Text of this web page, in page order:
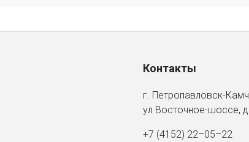
Контакты
г. Петропавловск-
ул Восточное-шоссе,
+7 (4152) 22–05–22